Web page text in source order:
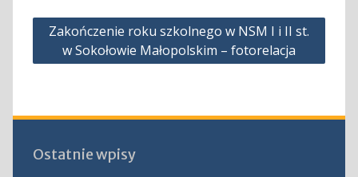
Nawigacja
wpisu
Zakończenie roku szkolnego w NSM I i II st.
w Sokołowie Małopolskim – fotorelacja
Ostatnie wpisy